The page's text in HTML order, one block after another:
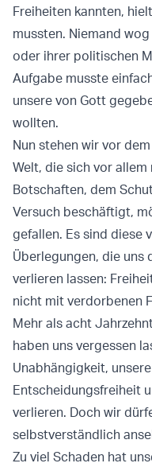
Freiheiten kannten,
mussten. Niemand
oder ihrer politischen
Aufgabe musste
unsere von Gott
wollten.
Nun stehen wir vor
Welt, die sich vor
Botschaften, dem
Versuch beschäftigt,
gefallen. Es sind diese
Überlegungen, die uns
verlieren lassen:
nicht mit verdorbenen
Mehr als acht
haben uns vergessen
Unabhängigkeit,
Entscheidungsfreiheit
verlieren. Doch wir
selbstverständlich
Zu viel Schaden hat